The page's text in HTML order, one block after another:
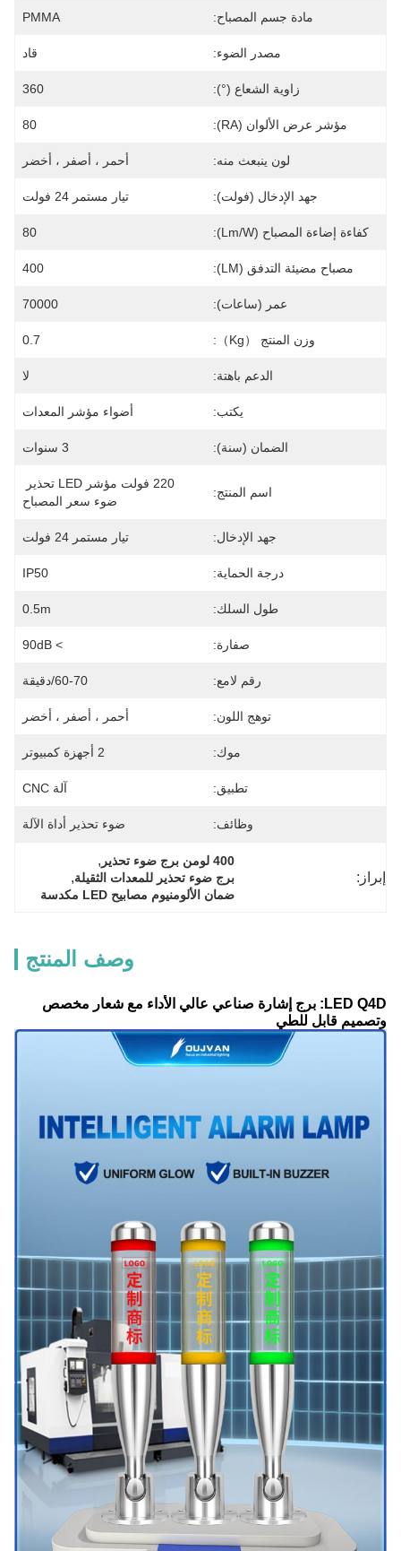
مادة جسم المصباح: PMMA
مصدر الضوء: قاد
زاوية الشعاع (°): 360
مؤشر عرض الألوان (RA): 80
لون ينبعث منه: أحمر ، أصفر ، أخضر
جهد الإدخال (فولت): تيار مستمر 24 فولت
كفاءة إضاءة المصباح (lm/w): 80
مصباح مضيئة التدفق (LM): 400
عمر (ساعات): 70000
وزن المنتج （kg）: 0.7
الدعم باهتة: لا
يكتب: أضواء مؤشر المعدات
الضمان (سنة): 3 سنوات
اسم المنتج:
ضوء سعر المصباح
جهد الإدخال: تيار مستمر 24 فولت
درجة الحماية: IP50
طول السلك: 0.5m
صفارة: > 90dB
رقم لامع: 60-70/دقيقة
توهج اللون: أحمر ، أصفر ، أخضر
موك: 2 أجهزة كمبيوتر
تطبيق: آلة CNC
وظائف: ضوء تحذير أداة الآلة
إبراز:
400 لومن برج ضوء تحذير ,
برج ضوء تحذير للمعدات الثقيلة,
ضمان الألومنيوم مصابيح LED مكدسة
وصف المنتج
LED Q4D: برج إشارة صناعي عالي الأداء مع شعار مخصص
وتصميم قابل للطي